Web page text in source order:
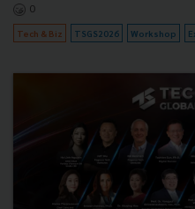
0
Tech & Biz TSGS2026 Workshop